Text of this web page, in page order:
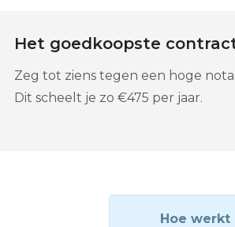
Het goedkoopste
Zeg tot ziens tegen een hoge nota.
Dit scheelt je zo €475 per jaar.
Hoe werkt